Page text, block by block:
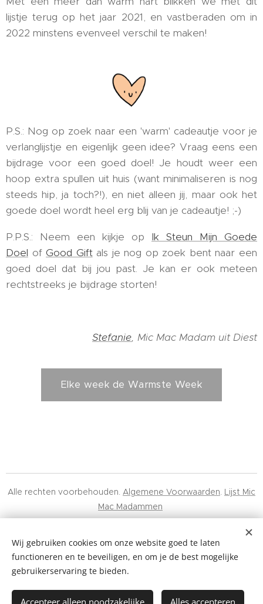
lijstje terug op het jaar 2021, en vastberaden om in
2022 minstens evenveel verschil te maken!
P.S.: Nog op zoek naar een 'warm' cadeautje voor je
verlanglijstje en eigenlijk geen idee? Vraag eens een
bijdrage voor een goed doel! Je houdt weer een
hoop extra spullen uit huis (want minimaliseren is nog
steeds hip, ja toch?!), en niet alleen jij, maar ook het
goede doel wordt heel erg blij van je cadeautje! ;-)
P.P.S.: Neem een kijkje op Ik Steun Mijn Goede
Doel of Good Giftals je nog op zoek bent naar een
goed doel dat bij jou past. Je kan er ook meteen
rechtstreeks je bijdrage storten!
Stefanie, Mic Mac Madam uit Diest
Elke week de Warmste Week
Alle rechten voorbehouden. Algemene Voorwaarden. Lijst Mic
Mac Madammen
Mic Mac Minuscule BV, 0678.617.443, Hélène Maréchalhof 10A,
Gentbrugge
Cookies
Talen
Wij gebruiken cookies om onze website goed te laten
functioneren en te beveiligen, en om je de best mogelijke
gebruikerservaring te bieden.
Accepteer alleen noodzakelijke Alles accepteren